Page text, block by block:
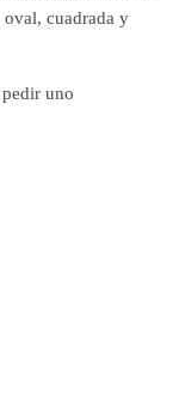
cuadrada y
pedir uno